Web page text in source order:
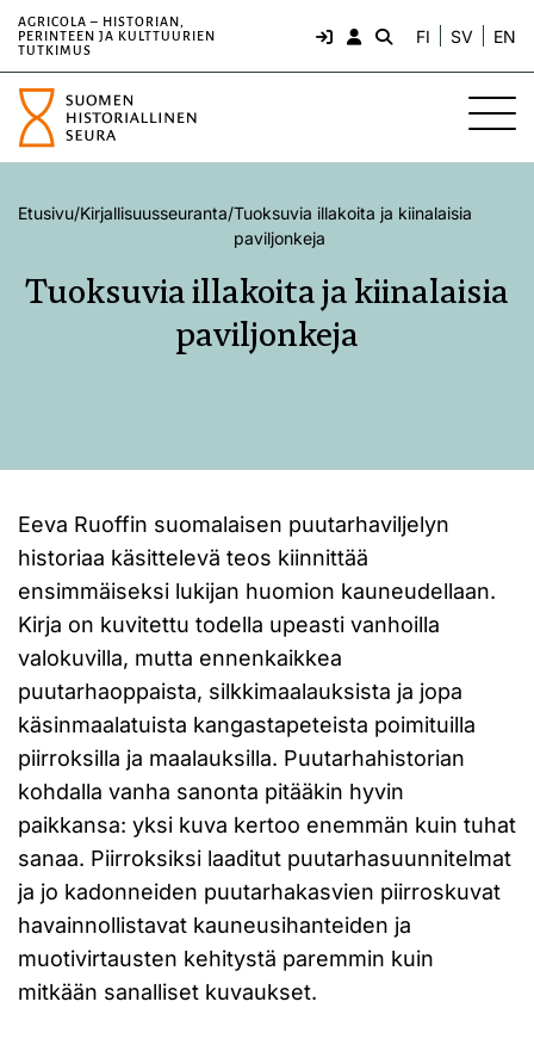
AGRICOLA – HISTORIAN,
PERINTEEN JA KULTTUURIEN
TUTKIMUS
FI SV EN
Etusivu/Kirjallisuusseuranta/Tuoksuvia illakoita ja kiinalaisia
paviljonkeja
Tuoksuvia illakoita ja kiinalaisia
paviljonkeja
Eeva Ruoffin suomalaisen puutarhaviljelyn
historiaa käsittelevä teos kiinnittää
ensimmäiseksi lukijan huomion kauneudellaan.
Kirja on kuvitettu todella upeasti vanhoilla
valokuvilla, mutta ennenkaikkea
puutarhaoppaista, silkkimaalauksista ja jopa
käsinmaalatuista kangastapeteista poimituilla
piirroksilla ja maalauksilla. Puutarhahistorian
kohdalla vanha sanonta pitääkin hyvin
paikkansa: yksi kuva kertoo enemmän kuin tuhat
sanaa. Piirroksiksi laaditut puutarhasuunnitelmat
ja jo kadonneiden puutarhakasvien piirroskuvat
havainnollistavat kauneusihanteiden ja
muotivirtausten kehitystä paremmin kuin
mitkään sanalliset kuvaukset.